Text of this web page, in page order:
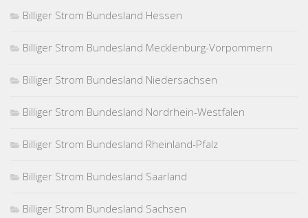
Billiger Strom Bundesland Hessen
Billiger Strom Bundesland Mecklenburg-Vorpommern
Billiger Strom Bundesland Niedersachsen
Billiger Strom Bundesland Nordrhein-Westfalen
Billiger Strom Bundesland Rheinland-Pfalz
Billiger Strom Bundesland Saarland
Billiger Strom Bundesland Sachsen